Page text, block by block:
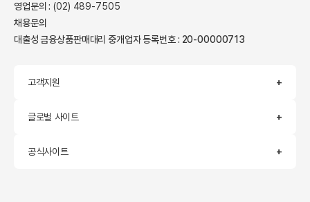
영업문의 : (02) 489-7505
채용문의
대출성 금융상품판매대리 중개업자 등록번호 : 20-00000713
고객지원
글로벌 사이트
공식사이트